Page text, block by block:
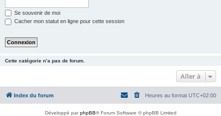
Se souvenir de moi
Cacher mon statut en ligne pour cette session
Cette catégorie n’a pas de forum.
Aller à
Index du forum Heures au format UTC+02:00
Développé parphpBB® Forum Software © phpBB Limited